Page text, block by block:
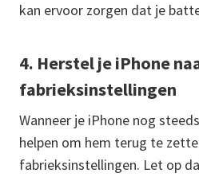
kan ervoor zorgen dat je
4. Herstel je iPhone
fabrieksinstellingen
Wanneer je iPhone nog
helpen om hem terug te
fabrieksinstellingen. Let op